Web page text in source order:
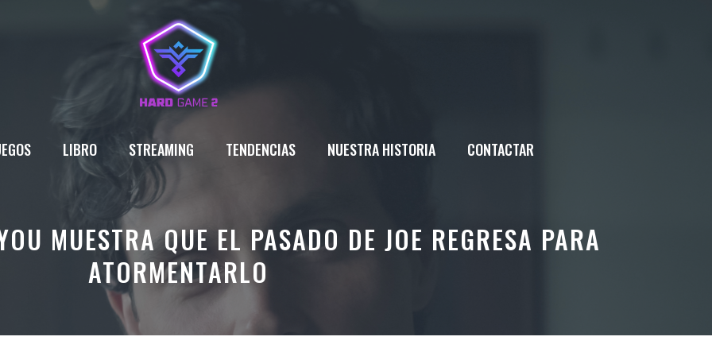
LIBRO STREAMING TENDENCIAS NUESTRA HISTORIA CONTACTAR
MUESTRA QUE EL PASADO DE JOE REGRESA PARA
ATORMENTARLO